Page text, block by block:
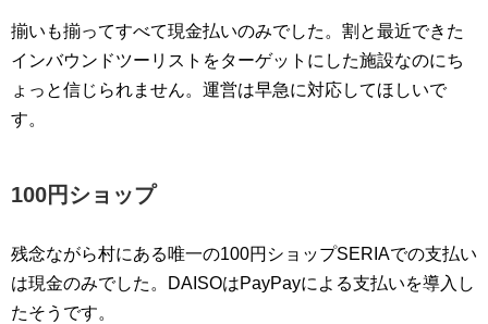
揃いも揃ってすべて現金払いのみでした。割と最近できた
インバウンドツーリストをターゲットにした施設なのにち
ょっと信じられません。運営は早急に対応してほしいで
す。
100円ショップ
残念ながら村にある唯一の100円ショップSERIAでの支払い
は現金のみでした。DAISOはPayPayによる支払いを導入し
たそうです。